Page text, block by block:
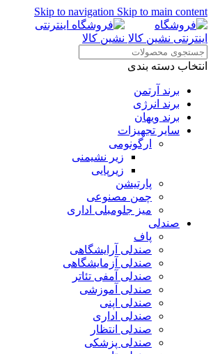
Skip to navigation Skip to main content
انتخاب دسته بندی
برند آرتمن
برند انرژی
برند ویهان
سایر تجهیزات
ارگونومی
زیر نشیمنی
زیرپایی
پارتیشن
چمن مصنوعی
میز جلومبلی اداری
صندلی
پاف
صندلی آرایشگاهی
صندلی آزمایشگاهی
صندلی آمفی تئاتر
صندلی آموزشی
صندلی اپنی
صندلی اداری
صندلی انتظار
صندلی پزشکی